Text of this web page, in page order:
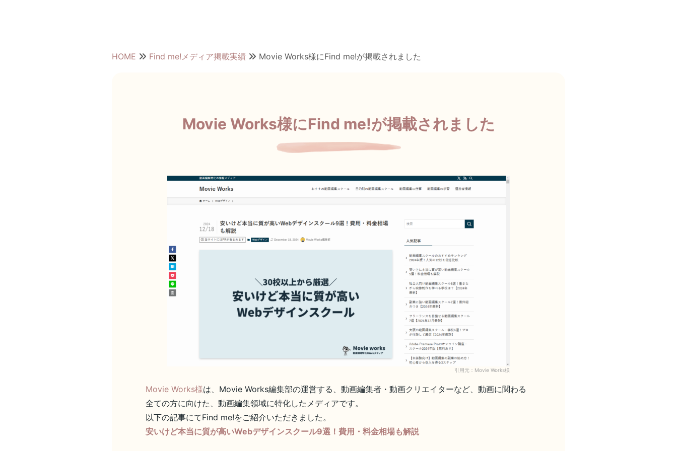
HOME Find me!メディア掲載実績 Movie Works様にFind me!が掲載されました
Movie Works様にFind me!が掲載されました
引用元：Movie Works様
Movie Works様は、Movie Works編集部の運営する、動画編集者・動画クリエイターなど、動画に関わる
全ての方に向けた、動画編集領域に特化したメディアです。
以下の記事にてFind me!をご紹介いただきました。
安いけど本当に質が高いWebデザインスクール9選！費用・料金相場も解説